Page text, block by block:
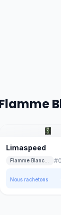
Limaspeed
Flamme Blanche #
Nous rachetons